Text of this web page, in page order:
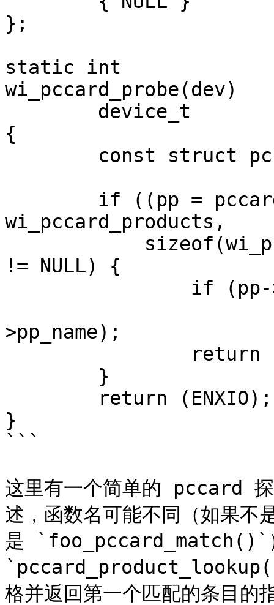
};
static int
wi_pccard_probe(dev)
{
wi_pccard_products,
!= NULL) {
>pp_name);
}
```
这里有一个简单的 pccard 探
述，函数名可能不同（如
是 `foo_pccard_match()`
格并返回第一个匹配的条目的